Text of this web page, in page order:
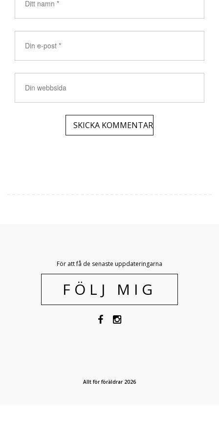
För att få de senaste uppdateringarna
FÖLJ MIG
Allt för föräldrar 2026